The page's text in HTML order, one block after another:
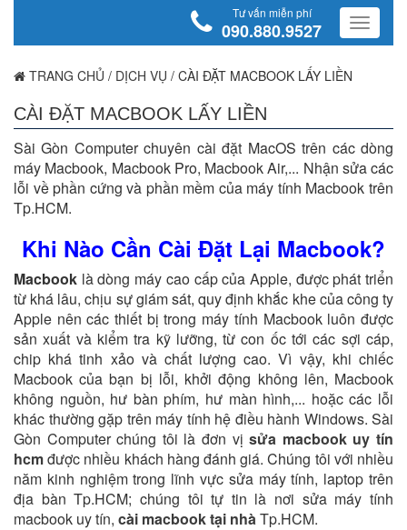
Tư vấn miễn phí
090.880.9527
TRANG CHỦ / DỊCH VỤ / CÀI ĐẶT MACBOOK LẤY LIỀN
CÀI ĐẶT MACBOOK LẤY LIỀN
Sài Gòn Computer chuyên cài đặt MacOS trên các dòng
máy Macbook, Macbook Pro, Macbook Air,... Nhận sửa các
lỗi về phần cứng và phần mềm của máy tính Macbook trên
Tp.HCM.
Khi Nào Cần Cài Đặt Lại Macbook?
Macbook là dòng máy cao cấp của Apple, được phát triển
từ khá lâu, chịu sự giám sát, quy định khắc khe của công ty
Apple nên các thiết bị trong máy tính Macbook luôn được
sản xuất và kiểm tra kỹ lưỡng, từ con ốc tới các sợi cáp,
chip khá tinh xảo và chất lượng cao. Vì vậy, khi chiếc
Macbook của bạn bị lỗi, khởi động không lên, Macbook
không nguồn, hư bàn phím, hư màn hình,... hoặc các lỗi
khác thường gặp trên máy tính hệ điều hành Windows. Sài
Gòn Computer chúng tôi là đơn vịsửa macbook uy tín
hcmđược nhiều khách hàng đánh giá. Chúng tôi với nhiều
năm kinh nghiệm trong lĩnh vực sửa máy tính, laptop trên
địa bàn Tp.HCM; chúng tôi tự tin là nơi sửa máy tính
macbook uy tín, cài macbook tại nhàTp.HCM.